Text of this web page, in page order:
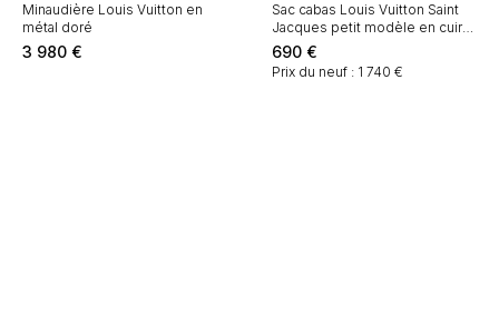
Minaudière Louis Vuitton en
métal doré
3 980 €
Sac cabas Louis Vuitton Saint
Jacques petit modèle en cuir
épi rouge
690 €
Prix du neuf : 1 740 €